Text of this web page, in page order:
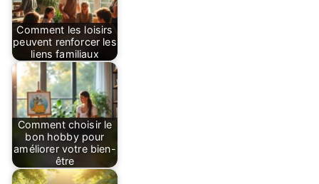
Comment les loisirs
peuvent renforcer les
liens familiaux
Comment choisir le
bon hobby pour
améliorer votre bien-
être